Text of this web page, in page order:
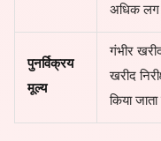
अधिक
पुनर्विक्रय
मूल्य
गंभीर
खरीद
किया